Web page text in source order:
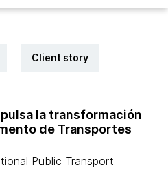
Client story
la transformación
de Transportes
Public Transport